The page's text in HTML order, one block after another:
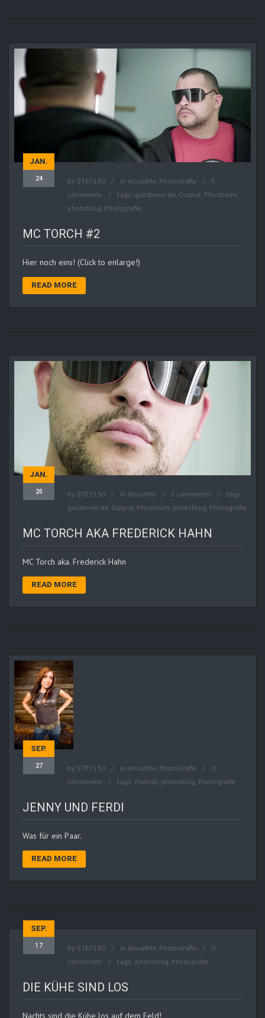
JAN.
24 by STE7130 in AboutMe, PhotoGrafix
5
comments
tags: goldtown.de, Output, Pforzheim,
photoblog, Photografie
MC TORCH #2
Hier noch eins! (Click to enlarge!)
READ MORE
JAN.
20 by STE7130 in AboutMe 5 comments
tags:
goldtown.de Output Pforzheim photoblog Photografie
MC TORCH AKA FREDERICK HAHN
MC Torch aka. Frederick Hahn
READ MORE
SEP.
27 by STE7130 in AboutMe PhotoGrafix
0
comments
tags: Friends photoblog Photografie
JENNY UND FERDI
Was für ein Paar.
READ MORE
SEP.
17 by STE7130 in AboutMe PhotoGrafix
0
comments
tags: photoblog Photografie
DIE KÜHE SIND LOS
Nachts sind die Kühe los auf dem Feld!